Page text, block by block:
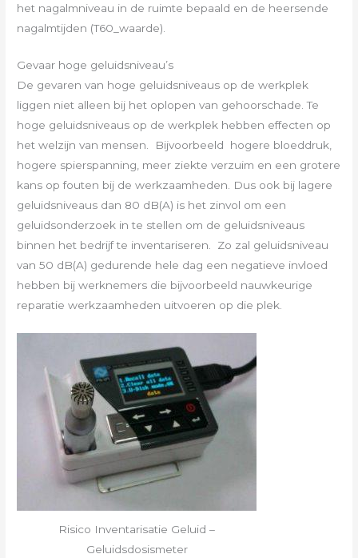
het nagalmniveau in de ruimte bepaald en de heersende
nagalmtijden (T60_waarde).
Gevaar hoge geluidsniveau’s
De gevaren van hoge geluidsniveaus op de werkplek
liggen niet alleen bij het oplopen van gehoorschade. Te
hoge geluidsniveaus op de werkplek hebben effecten op
het welzijn van mensen. Bijvoorbeeld hogere bloeddruk,
hogere spierspanning, meer ziekte verzuim en een grotere
kans op fouten bij de werkzaamheden. Dus ook bij lagere
geluidsniveaus dan 80 dB(A) is het zinvol om een
geluidsonderzoek in te stellen om de geluidsniveaus
binnen het bedrijf te inventariseren. Zo zal geluidsniveau
van 50 dB(A) gedurende hele dag een negatieve invloed
hebben bij werknemers die bijvoorbeeld nauwkeurige
reparatie werkzaamheden uitvoeren op die plek.
Risico Inventarisatie Geluid –
Geluidsdosismeter